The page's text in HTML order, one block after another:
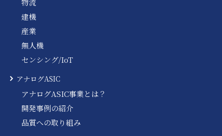
物流
建機
産業
無人機
センシング/IoT
アナログASIC
アナログASIC事業とは？
開発事例の紹介
品質への取り組み